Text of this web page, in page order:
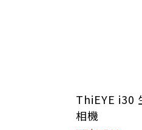
ThiEYE i30
相機